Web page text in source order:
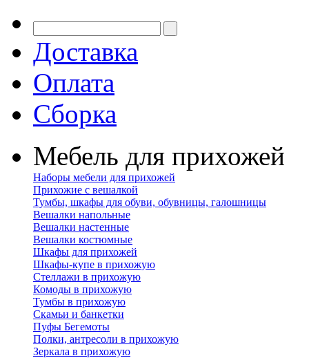
Доставка
Оплата
Сборка
Мебель для прихожей
Наборы мебели для прихожей
Прихожие с вешалкой
Тумбы, шкафы для обуви, обувницы, галошницы
Вешалки напольные
Вешалки настенные
Вешалки костюмные
Шкафы для прихожей
Шкафы-купе в прихожую
Стеллажи в прихожую
Комоды в прихожую
Тумбы в прихожую
Скамьи и банкетки
Пуфы Бегемоты
Полки, антресоли в прихожую
Зеркала в прихожую